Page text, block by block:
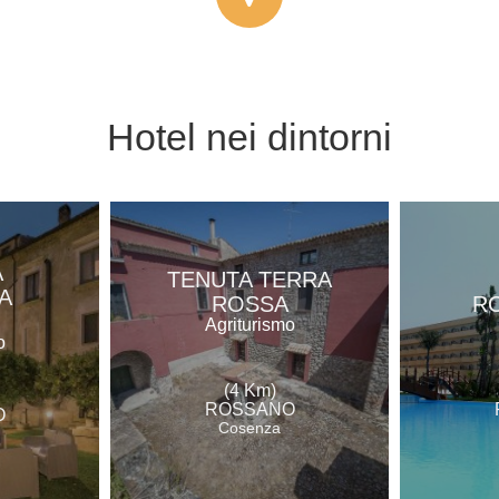
Hotel nei dintorni
TENUTA TERRA
ROSSA
Agriturismo
(4 Km)
ROSSANO
Cosenza